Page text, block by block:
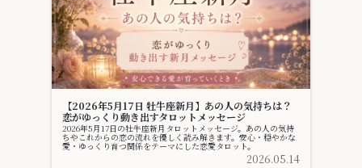
【2026年5月17日 牡牛座新月】あの人の気持ちは？
恋がゆっくり動き出すタロットメッセージ
2026年5月17日の牡牛座新月タロットメッセージ。あの人の気持
ちやこれからの恋の流れを優しく読み解きます。安心・穏やかな
愛・ゆっくり育つ関係をテーマにした恋愛タロット。
2026.05.14